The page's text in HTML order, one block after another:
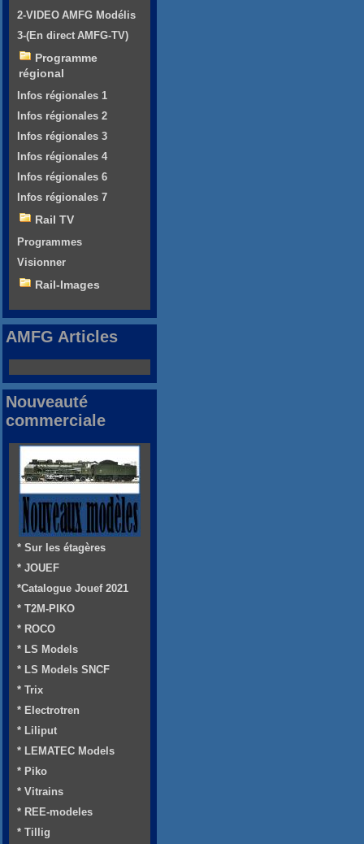
2-VIDEO AMFG Modélis
3-(En direct AMFG-TV)
Programme
régional
Infos régionales 1
Infos régionales 2
Infos régionales 3
Infos régionales 4
Infos régionales 6
Infos régionales 7
Rail TV
Programmes
Visionner
Rail-Images
AMFG Articles
Nouveauté
commerciale
* Sur les étagères
* JOUEF
*Catalogue Jouef 2021
* T2M-PIKO
* ROCO
* LS Models
* LS Models SNCF
* Trix
* Electrotren
* Liliput
* LEMATEC Models
* Piko
* Vitrains
* REE-modeles
* Tillig